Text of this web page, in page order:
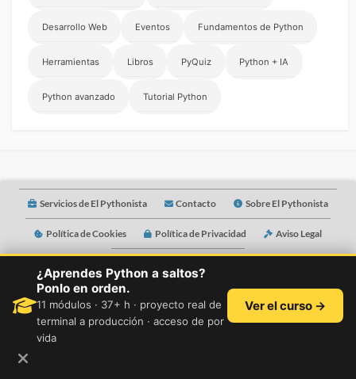
Desarrollo Web Eventos Fundamentos de Python
Herramientas Libros PyQuiz Python + IA
Python avanzado Tutorial Python
Servicios de El Pythonista Contacto Sobre El Pythonista
Política de Cookies Política de Privacidad Aviso Legal
©2026El Pythonista
¿Aprendes Python a saltos?
Ponlo en orden.
11 módulos · 37+ h · proyecto real de
terminal a producción · acceso de por
vida
Ver el curso →